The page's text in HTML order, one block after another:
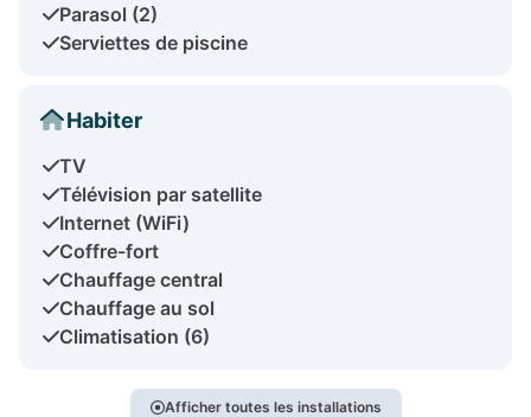
Parasol (2)
Serviettes de piscine
Habiter
TV
Télévision par satellite
Internet (WiFi)
Coffre-fort
Chauffage central
Chauffage au sol
Climatisation (6)
Afficher toutes les installations